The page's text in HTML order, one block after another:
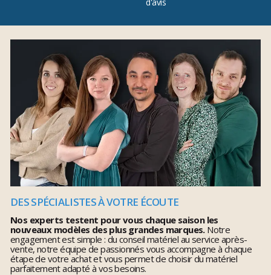
d'avis
DES SPÉCIALISTES À VOTRE ÉCOUTE
Nos experts testent pour vous chaque saison les
nouveaux modèles des plus grandes marques.Notre
engagement est simple : du conseil matériel au service après-
vente, notre équipe de passionnés vous accompagne à chaque
étape de votre achat et vous permet de choisir du matériel
parfaitement adapté à vos besoins.